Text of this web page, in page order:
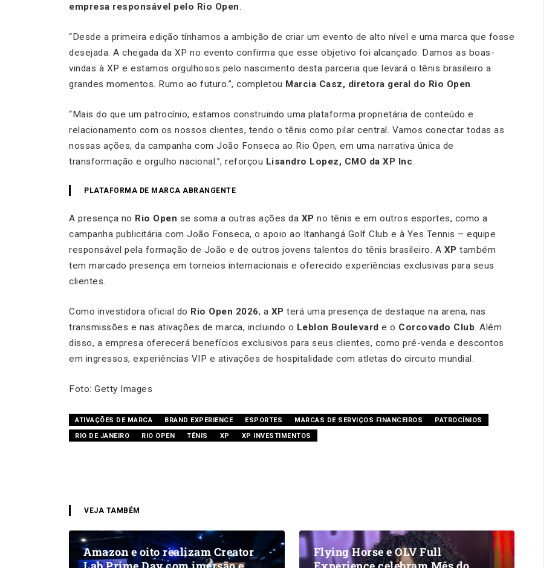
empresa responsável pelo Rio Open.
“Desde a primeira edição tínhamos a ambição de criar um evento de alto nível e uma marca que fosse
desejada. A chegada da XP no evento confirma que esse objetivo foi alcançado. Damos as boas-
vindas à XP e estamos orgulhosos pelo nascimento desta parceria que levará o tênis brasileiro a
grandes momentos. Rumo ao futuro.”, completou Marcia Casz, diretora geral do Rio Open.
“Mais do que um patrocínio, estamos construindo uma plataforma proprietária de conteúdo e
relacionamento com os nossos clientes, tendo o tênis como pilar central. Vamos conectar todas as
nossas ações, da campanha com João Fonseca ao Rio Open, em uma narrativa única de
transformação e orgulho nacional.”, reforçou Lisandro Lopez, CMO da XP Inc.
PLATAFORMA DE MARCA ABRANGENTE
A presença no Rio Open se soma a outras ações da XP no tênis e em outros esportes, como a
campanha publicitária com João Fonseca, o apoio ao Itanhangá Golf Club e à Yes Tennis – equipe
responsável pela formação de João e de outros jovens talentos do tênis brasileiro. A XP também
tem marcado presença em torneios internacionais e oferecido experiências exclusivas para seus
clientes.
Como investidora oficial do Rio Open 2026, a XP terá uma presença de destaque na arena, nas
transmissões e nas ativações de marca, incluindo o Leblon Boulevard e o Corcovado Club. Além
disso, a empresa oferecerá benefícios exclusivos para seus clientes, como pré-venda e descontos
em ingressos, experiências VIP e ativações de hospitalidade com atletas do circuito mundial.
Foto: Getty Images
ATIVAÇÕES DE MARCA BRAND EXPERIENCE ESPORTES MARCAS DE SERVIÇOS FINANCEIROS
PATROCÍNIOS
RIO DE JANEIRO
RIO OPEN TÊNIS XP XP INVESTIMENTOS
VEJA TAMBÉM
Amazon e oito realizam Creator
Flying Horse e OLV Full